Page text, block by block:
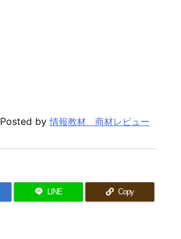
Posted by情報教材 商材レビュー
LINE Copy